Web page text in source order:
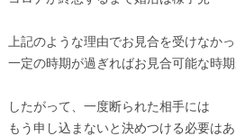
上記のような理由でお見合を受けなか
一定の時期が過ぎればお見合可能な時期
したがって、一度断られた相手には
もう申し込まないと決めつける必要はあ